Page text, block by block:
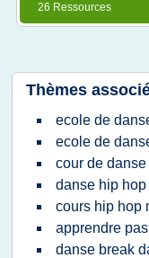
26 Ressources
Thèmes
ecole de
ecole de
cour de
danse hip
cours hip hop
apprendre
danse break